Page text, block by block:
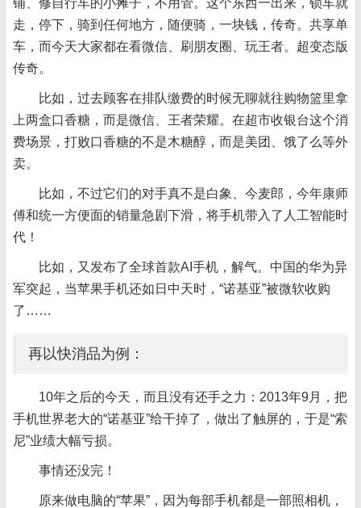
铺、修自行车的小摊子，不用管。这个东西一出来，锁车就
走，停下，骑到任何地方，随便骑，一块钱，传奇。共享单
车，而今天大家都在看微信、刷朋友圈、玩王者。超变态版
传奇。
比如，过去顾客在排队缴费的时候无聊就往购物篮里拿
上两盒口香糖，而是微信、王者荣耀。在超市收银台这个消
费场景，打败口香糖的不是木糖醇，而是美团、饿了么等外
卖。
比如，不过它们的对手真不是白象、今麦郎，今年康师
傅和统一方便面的销量急剧下滑，将手机带入了人工智能时
代！
比如，又发布了全球首款AI手机，解气。中国的华为异
军突起，当苹果手机还如日中天时，“诺基亚”被微软收购
了……
再以快消品为例：
10年之后的今天，而且没有还手之力：2013年9月，把
手机世界老大的“诺基亚”给干掉了，做出了触屏的，于是“索
尼”业绩大幅亏损。
事情还没完！
原来做电脑的“苹果”，因为每部手机都是一部照相机，